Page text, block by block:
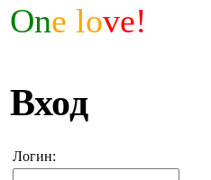
One love!
Вход
Логин: